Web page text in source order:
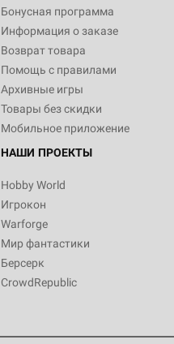
Бонусная программа
Информация о заказе
Возврат товара
Помощь с правилами
Архивные игры
Товары без скидки
Мобильное приложение
НАШИ ПРОЕКТЫ
Hobby World
Игрокон
Warforge
Мир фантастики
Берсерк
CrowdRepublic